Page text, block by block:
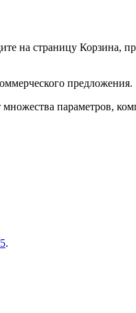
на страницу Корзина,
предложения.
параметров,
.